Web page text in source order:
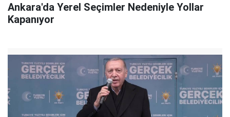
Ankara'da Yerel Seçimler Nedeniyle Yollar
Kapanıyor